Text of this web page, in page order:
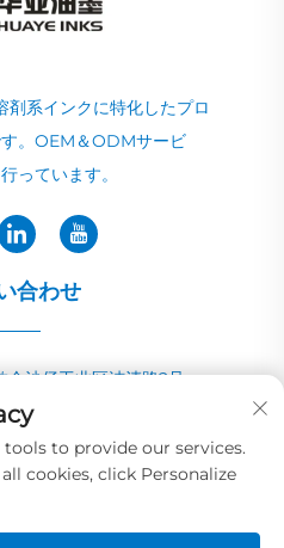
系インクに特化したプロ
。OEM＆ODMサービ
っています。
合わせ
众沙仔工业区洁清路2号
13726040081
protected]
to provide our services.
cookies, click Personalize